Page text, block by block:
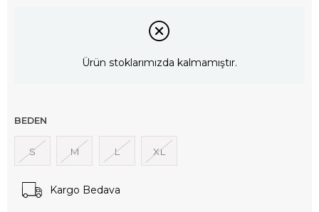
Ürün stoklarımızda kalmamıştır.
BEDEN
S M L XL
Kargo Bedava